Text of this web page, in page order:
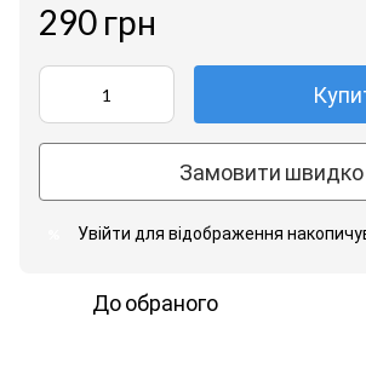
290 грн
Замовити швидко
Увійти для відображення
До обраного